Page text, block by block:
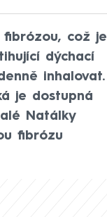
fibrózou, což je
dýchací
inhalovat.
je dostupná
Natálky
fibrózu